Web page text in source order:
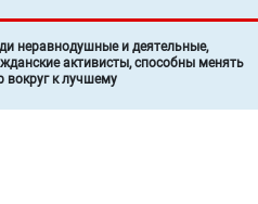
неравнодушные и деятельные,
активисты, способны менять
вокруг к лучшему